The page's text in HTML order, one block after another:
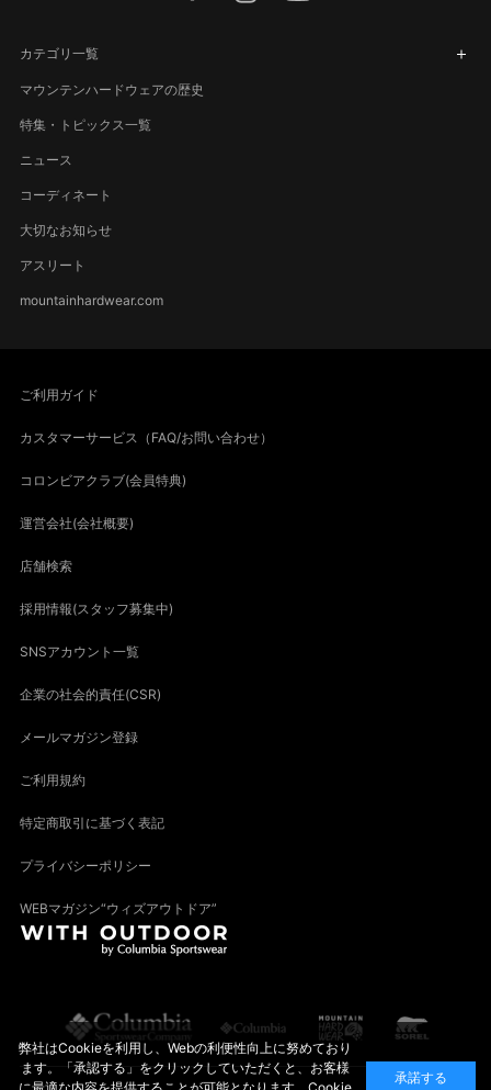
カテゴリ一覧
マウンテンハードウェアの歴史
特集・トピックス一覧
ニュース
コーディネート
大切なお知らせ
アスリート
mountainhardwear.com
ご利用ガイド
カスタマーサービス（FAQ/お問い合わせ）
コロンビアクラブ(会員特典)
運営会社(会社概要)
店舗検索
採用情報(スタッフ募集中)
SNSアカウント一覧
企業の社会的責任(CSR)
メールマガジン登録
ご利用規約
特定商取引に基づく表記
プライバシーポリシー
WEBマガジン“ウィズアウトドア”
弊社はCookieを利用し、Webの利便性向上に努めており
ます。「承認する」をクリックしていただくと、お客様
承諾する